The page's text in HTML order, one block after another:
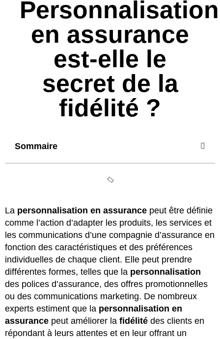
Personnalisation
en assurance
est-elle le
secret de la
fidélité ?
Sommaire
La personnalisation en assurance peut être définie
comme l’action d’adapter les produits, les services et
les communications d’une compagnie d’assurance en
fonction des caractéristiques et des préférences
individuelles de chaque client. Elle peut prendre
différentes formes, telles que la personnalisation
des polices d’assurance, des offres promotionnelles
ou des communications marketing. De nombreux
experts estiment que la personnalisation en
assurance peut améliorer la fidélité des clients en
répondant à leurs attentes et en leur offrant un